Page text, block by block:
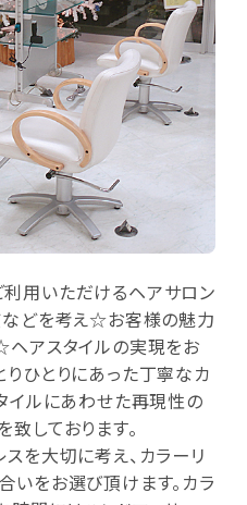
用いただけるヘアサロン
などを考え☆お客様の魅力
ヘアスタイルの実現をお
ひとりにあった丁寧なカ
イルにあわせた再現性の
しております。
を大切に考え、カラーリ
いをお選び頂けます。カラ